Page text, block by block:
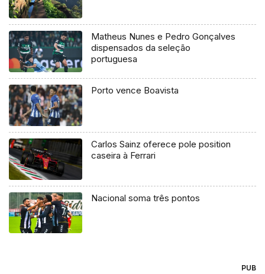
Matheus Nunes e Pedro Gonçalves
dispensados da seleção
portuguesa
Porto vence Boavista
Carlos Sainz oferece pole position
caseira à Ferrari
Nacional soma três pontos
PUB